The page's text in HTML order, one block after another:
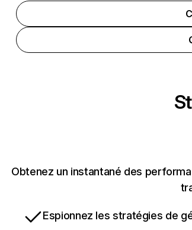
Obtenez un instantané des
Espionnez les stratégies de